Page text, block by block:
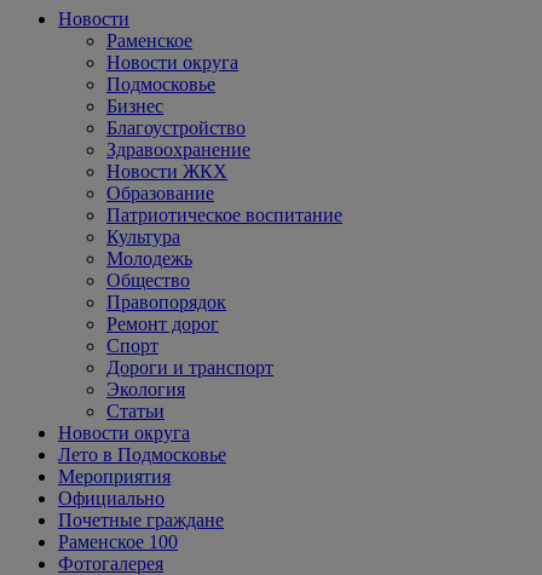
Новости
Раменское
Новости округа
Подмосковье
Бизнес
Благоустройство
Здравоохранение
Новости ЖКХ
Образование
Патриотическое воспитание
Культура
Молодежь
Общество
Правопорядок
Ремонт дорог
Спорт
Дороги и транспорт
Экология
Статьи
Новости округа
Лето в Подмосковье
Мероприятия
Официально
Почетные граждане
Раменское 100
Фотогалерея